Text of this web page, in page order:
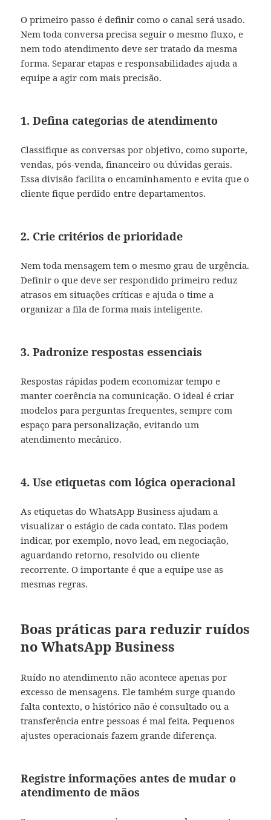
O primeiro passo é definir como o canal será usado.
Nem toda conversa precisa seguir o mesmo fluxo, e
nem todo atendimento deve ser tratado da mesma
forma. Separar etapas e responsabilidades ajuda a
equipe a agir com mais precisão.
1. Defina categorias de atendimento
Classifique as conversas por objetivo, como suporte,
vendas, pós-venda, financeiro ou dúvidas gerais.
Essa divisão facilita o encaminhamento e evita que o
cliente fique perdido entre departamentos.
2. Crie critérios de prioridade
Nem toda mensagem tem o mesmo grau de urgência.
Definir o que deve ser respondido primeiro reduz
atrasos em situações críticas e ajuda o time a
organizar a fila de forma mais inteligente.
3. Padronize respostas essenciais
Respostas rápidas podem economizar tempo e
manter coerência na comunicação. O ideal é criar
modelos para perguntas frequentes, sempre com
espaço para personalização, evitando um
atendimento mecânico.
4. Use etiquetas com lógica operacional
As etiquetas do WhatsApp Business ajudam a
visualizar o estágio de cada contato. Elas podem
indicar, por exemplo, novo lead, em negociação,
aguardando retorno, resolvido ou cliente
recorrente. O importante é que a equipe use as
mesmas regras.
Boas práticas para reduzir ruídos
no WhatsApp Business
Ruído no atendimento não acontece apenas por
excesso de mensagens. Ele também surge quando
falta contexto, o histórico não é consultado ou a
transferência entre pessoas é mal feita. Pequenos
ajustes operacionais fazem grande diferença.
Registre informações antes de mudar o
atendimento de mãos